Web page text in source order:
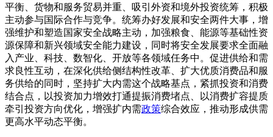
平衡、货物和服务贸易并重、吸引外资和境外投资统筹，积极
主动参与国际合作与竞争。统筹办好发展和安全两件大事，增
强维护和塑造国家安全战略主动，加强粮食、能源等基础性资
源保障和新兴领域安全能力建设，同时将安全发展要求全面融
入产业、科技、数智化、开放等各领域任务中。促进供给和需
求良性互动，在深化供给侧结构性改革、扩大优质消费品和服
务供给的同时，坚持扩大内需这个战略基点，紧抓投资和消费
结合点，以投资加力增效打通提振消费堵点、以消费扩容提质
牵引投资方向优化，增强扩内需政策综合效应，推动形成供需
更高水平动态平衡。